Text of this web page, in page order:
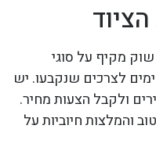
מקיף על סוגי
לצרכים שנקבעו. יש
ולקבל הצעות מחיר.
והמלצות חיוביות על